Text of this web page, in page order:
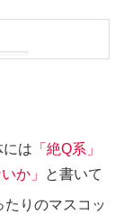
には 「絶Q系」
か」
と書いて
たりのマスコッ